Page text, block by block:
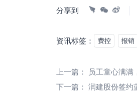
分享到
资讯标签： 费控 报销
上一篇：
员工童心满满
下一篇： 润建股份签约